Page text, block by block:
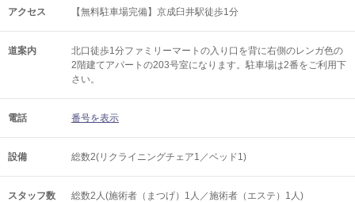
アクセス 【無料駐車場完備】京成臼井駅徒歩1分
道案内
北口徒歩1分ファミリーマートの入り口を背に右側のレンガ色の
2階建てアパートの203号室になります。駐車場は2番をご利用下
さい。
電話 番号を表示
設備 総数2(リクライニングチェア1／ベッド1)
スタッフ数 総数2人(施術者（まつげ）1人／施術者（エステ）1人)